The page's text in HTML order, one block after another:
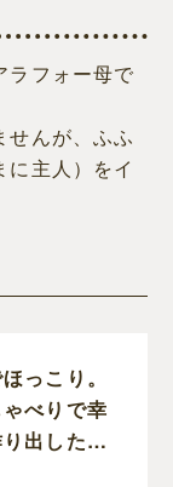
ラフォー母で
せんが、ふふ
主人）をイ
っこり。
べりで幸
出した息
絵日記